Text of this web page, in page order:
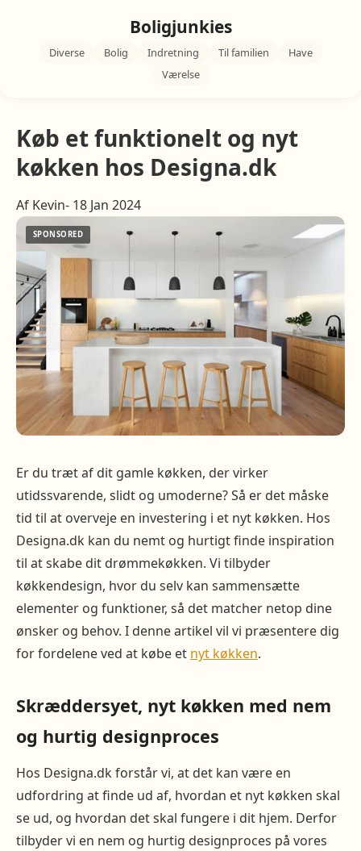
Boligjunkies
Diverse Bolig Indretning Til familien
Have
Værelse
Køb et funktionelt og nyt
køkken hos Designa.dk
Af Kevin- 18 Jan 2024
Er du træt af dit gamle køkken, der virker
utidssvarende, slidt og umoderne? Så er det måske
tid til at overveje en investering i et nyt køkken. Hos
Designa.dk kan du nemt og hurtigt finde inspiration
til at skabe dit drømmekøkken. Vi tilbyder
køkkendesign, hvor du selv kan sammensætte
elementer og funktioner, så det matcher netop dine
ønsker og behov. I denne artikel vil vi præsentere dig
for fordelene ved at købe et nyt køkken.
Skræddersyet, nyt køkken med nem
og hurtig designproces
Hos Designa.dk forstår vi, at det kan være en
udfordring at finde ud af, hvordan et nyt køkken skal
se ud, og hvordan det skal fungere i dit hjem. Derfor
tilbyder vi en nem og hurtig designproces på vores